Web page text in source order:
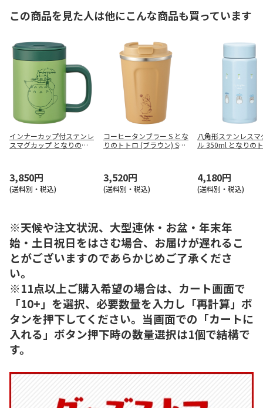
この商品を見た人は他にこんな商品も買っています
インナーカップ付ステンレ
スマグカップ となりのト
3,850円
(送料別・税込)
コーヒータンブラー S とな
りのトトロ (ブラウン) STB
3,520円
(送料別・税込)
八角形ステンレスマ
ル 350ml となりの
4,180円
(送料別・税込)
※天候や注文状況、大型連休・お盆・年末年
始・土日祝日をはさむ場合、お届けが遅れるこ
とがございますのであらかじめご了承くださ
い。
※11点以上ご購入希望の場合は、カート画面で
「10+」を選択、必要数量を入力し「再計算」ボ
タンを押下してください。当画面での「カートに
入れる」ボタン押下時の数量選択は1個で結構で
す。